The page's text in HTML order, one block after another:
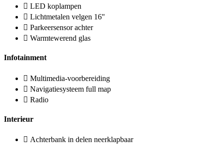
LED koplampen
Lichtmetalen velgen 16"
Parkeersensor achter
Warmtewerend glas
Infotainment
Multimedia-voorbereiding
Navigatiesysteem full map
Radio
Interieur
Achterbank in delen neerklapbaar